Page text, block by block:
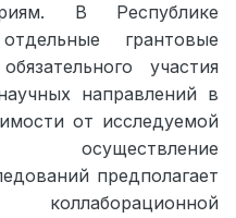
В Республике
грантовые
участия
направлений в
от исследуемой
предполагает